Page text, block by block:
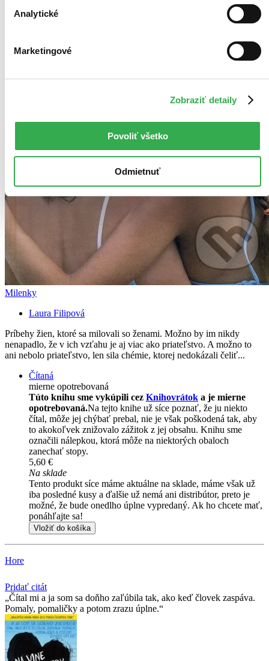
Analytické
Marketingové
Zobraziť detaily
Povoliť všetko
Odmietnuť
Milenky
Laura Filipová
Príbehy žien, ktoré sa milovali so ženami. Možno by im nikdy
nenapadlo, že v ich vzťahu je aj viac ako priateľstvo. A možno to
ani nebolo priateľstvo, len sila chémie, ktorej nedokázali čeliť...
Čítaná
mierne opotrebovaná
Túto knihu sme vykúpili cez Knihovrátok a je mierne
opotrebovaná.Na tejto knihe už síce poznať, že ju niekto
čítal, môže jej chýbať prebal, nie je však poškodená tak, aby
to akokoľvek znižovalo zážitok z jej obsahu. Knihu sme
označili nálepkou, ktorá môže na niektorých obaloch
zanechať stopy.
5,60 €
Na sklade
Tento produkt síce máme aktuálne na sklade, máme však už
iba posledné kusy a ďalšie už nemá ani distribútor, preto je
možné, že bude onedlho úplne vypredaný. Ak ho chcete mať,
ponáhľajte sa!
Vložiť do košíka
Hore
Pridať citát
Čítal mi a ja som sa doňho zaľúbila tak, ako keď človek zaspáva.
Pomaly, pomaličky a potom zrazu úplne.